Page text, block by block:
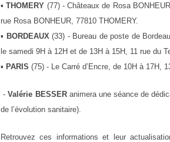
▪ THOMERY (77) - Châteaux de Rosa
rue Rosa BONHEUR, 77810 THOMERY.
▪ BORDEAUX (33) - Bureau de poste de
le samedi 9H à 12H et de 13H à 15H, 11 rue du
▪ PARIS (75) - Le Carré d’Encre, de 10H à 17H,
- Valérie BESSERanimera une séance de
de l’évolution sanitaire).
Retrouvez ces informations et leur